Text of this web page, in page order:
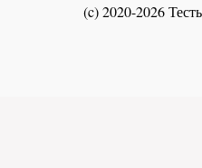
(c) 2020-2026